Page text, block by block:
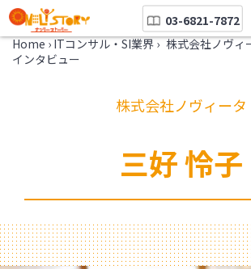
03-6821-7872
Home › ITコンサル・SI業界 › 株式会社ノヴィ
インタビュー
株式会社ノヴィータ
三好 怜子